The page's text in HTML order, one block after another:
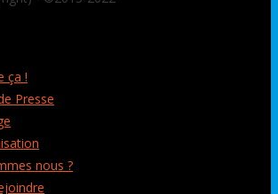
ça !
Presse
nous ?